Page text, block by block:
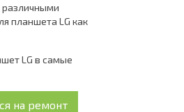
различными
планшета LG как
LG в самые